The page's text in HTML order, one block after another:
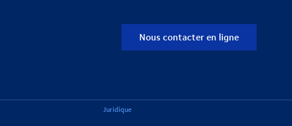
Nous contacter en ligne
Juridique